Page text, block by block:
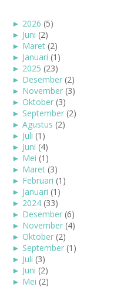
► 2026 (5)
► Juni (2)
► Maret (2)
► Januari (1)
► 2025 (23)
► Desember (2)
► November (3)
► Oktober (3)
► September (2)
► Agustus (2)
► Juli (1)
► Juni (4)
► Mei (1)
► Maret (3)
► Februari (1)
► Januari (1)
► 2024 (33)
► Desember (6)
► November (4)
► Oktober (2)
► September (1)
► Juli (3)
► Juni (2)
► Mei (2)